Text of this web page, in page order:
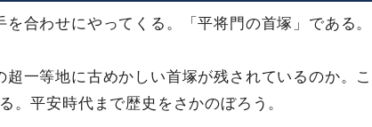
合わせにやってくる。「平将門の首塚」である。
一等地に古めかしい首塚が残されているのか。こ
。平安時代まで歴史をさかのぼろう。